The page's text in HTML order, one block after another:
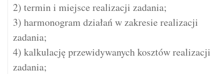
2) termin i miejsce realizacji zadania;
3) harmonogram działań w zakresie realizacji
zadania;
4) kalkulację przewidywanych kosztów realizacji
zadania;